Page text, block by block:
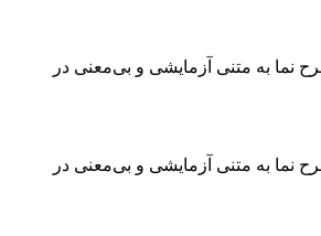
نما به متنی آزمایشی و بی‌معنی در
نما به متنی آزمایشی و بی‌معنی در